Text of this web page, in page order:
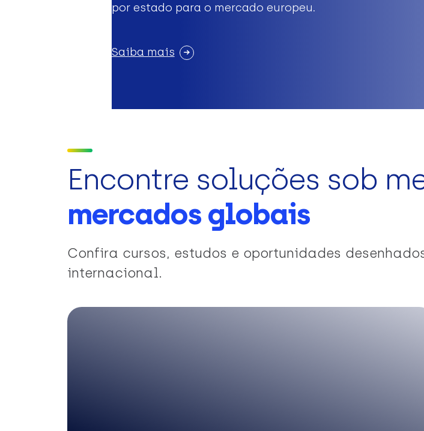
por estado para o mercado europeu.
Saiba mais
Encontre soluções sob
mercados globais
Confira cursos, estudos e oportunidades
internacional.